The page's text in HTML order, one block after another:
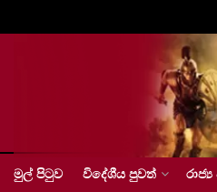
මුල් පිටුව විදේශීය පුවත්